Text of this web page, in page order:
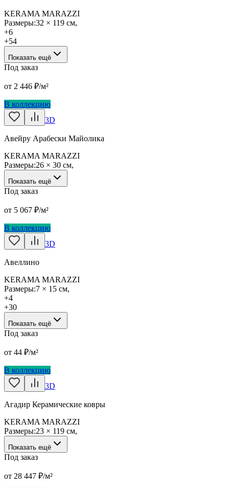
KERAMA MARAZZI
Размеры:32 × 119 см,
+6
+54
Показать ещё
Под заказ
от 2 446 ₽/м²
В коллекцию
3D
Авейру Арабески Майолика
KERAMA MARAZZI
Размеры:26 × 30 см,
Показать ещё
Под заказ
от 5 067 ₽/м²
В коллекцию
3D
Авеллино
KERAMA MARAZZI
Размеры:7 × 15 см,
+4
+30
Показать ещё
Под заказ
от 44 ₽/м²
В коллекцию
3D
Агадир Керамические ковры
KERAMA MARAZZI
Размеры:23 × 119 см,
Показать ещё
Под заказ
от 28 447 ₽/м²